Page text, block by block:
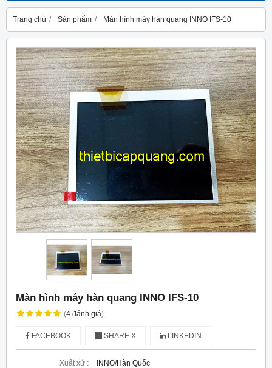
Trang chủ Sản phẩm Màn hình máy hàn quang INNO IFS-10
Màn hình máy hàn quang INNO IFS-10
(4 đánh giá)
FACEBOOK SHARE X LINKEDIN
Xuất xứ :
INNO/Hàn Quốc